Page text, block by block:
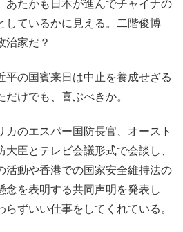
しているかに見える。二階俊博
治家だ？
平の国賓来日は中止を養成せざる
けでも、喜ぶべきか。
のエスパー国防長官、オースト
臣とテレビ会議形式で会談し、
活動や香港での国家安全維持法の
念を表明する共同声明を発表し
ずいい仕事をしてくれている。